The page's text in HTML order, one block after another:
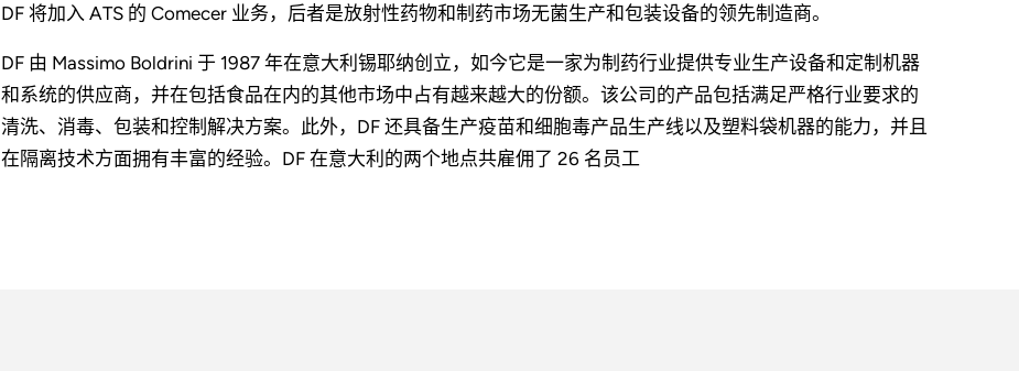
DF 将加入 ATS 的 Comecer 业务，后者是放射性药物和制药市场无菌生产和包装设备的领先制造商。
DF 由 Massimo Boldrini 于 1987 年在意大利锡耶纳创立，如今它是一家为制药行业提供专业生产设备和定制机器
和系统的供应商，并在包括食品在内的其他市场中占有越来越大的份额。该公司的产品包括满足严格行业要求的
清洗、消毒、包装和控制解决方案。此外，DF 还具备生产疫苗和细胞毒产品生产线以及塑料袋机器的能力，并且
在隔离技术方面拥有丰富的经验。DF 在意大利的两个地点共雇佣了 26 名员工